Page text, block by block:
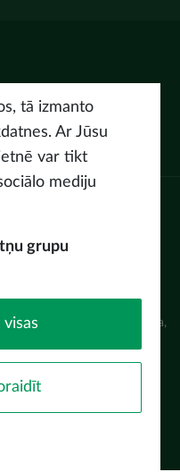
(LIAA) Pērses iela 2, Rīga,
noteikumi
tā izmanto
Ar Jūsu
var tikt
mediju
grupu